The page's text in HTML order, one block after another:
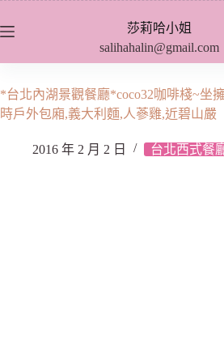
至
內
容
莎莉哈小姐
salihahalin@gmail.com
*台北內湖景觀餐廳*coco32咖啡棧~坐
時戶外包廂,義大利麵,人蔘雞,近碧山嚴
2016 年 2 月 2 日 台北西式餐